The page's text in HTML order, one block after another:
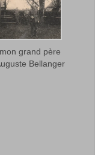
mon grand père
Bellanger